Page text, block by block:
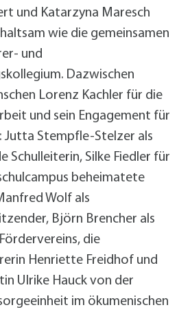
und Katarzyna Maresch
wie die gemeinsamen
und
Dazwischen
Lorenz Kachler für die
und sein Engagement für
Jutta Stempfle-Stelzer als
Schulleiterin, Silke Fiedler für
beheimatete
Wolf als
Björn Brencher als
die
Henriette Freidhof und
Ulrike Hauck von der
im ökumenischen